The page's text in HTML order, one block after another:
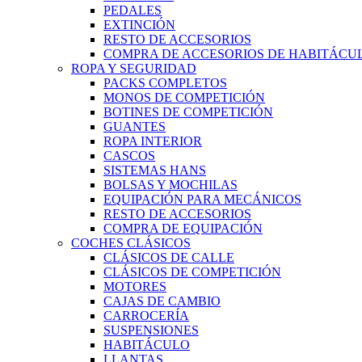
PEDALES
EXTINCIÓN
RESTO DE ACCESORIOS
COMPRA DE ACCESORIOS DE
ROPA Y SEGURIDAD
PACKS COMPLETOS
MONOS DE COMPETICIÓN
BOTINES DE COMPETICIÓN
GUANTES
ROPA INTERIOR
CASCOS
SISTEMAS HANS
BOLSAS Y MOCHILAS
EQUIPACIÓN PARA MECÁNICOS
RESTO DE ACCESORIOS
COMPRA DE EQUIPACIÓN
COCHES CLÁSICOS
CLÁSICOS DE CALLE
CLÁSICOS DE COMPETICIÓN
MOTORES
CAJAS DE CAMBIO
CARROCERÍA
SUSPENSIONES
HABITÁCULO
LLANTAS